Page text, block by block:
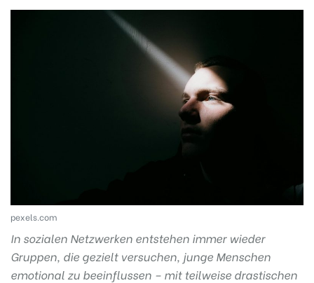
pexels.com
In sozialen Netzwerken entstehen immer wieder
Gruppen, die gezielt versuchen, junge Menschen
emotional zu beeinflussen – mit teilweise drastischen